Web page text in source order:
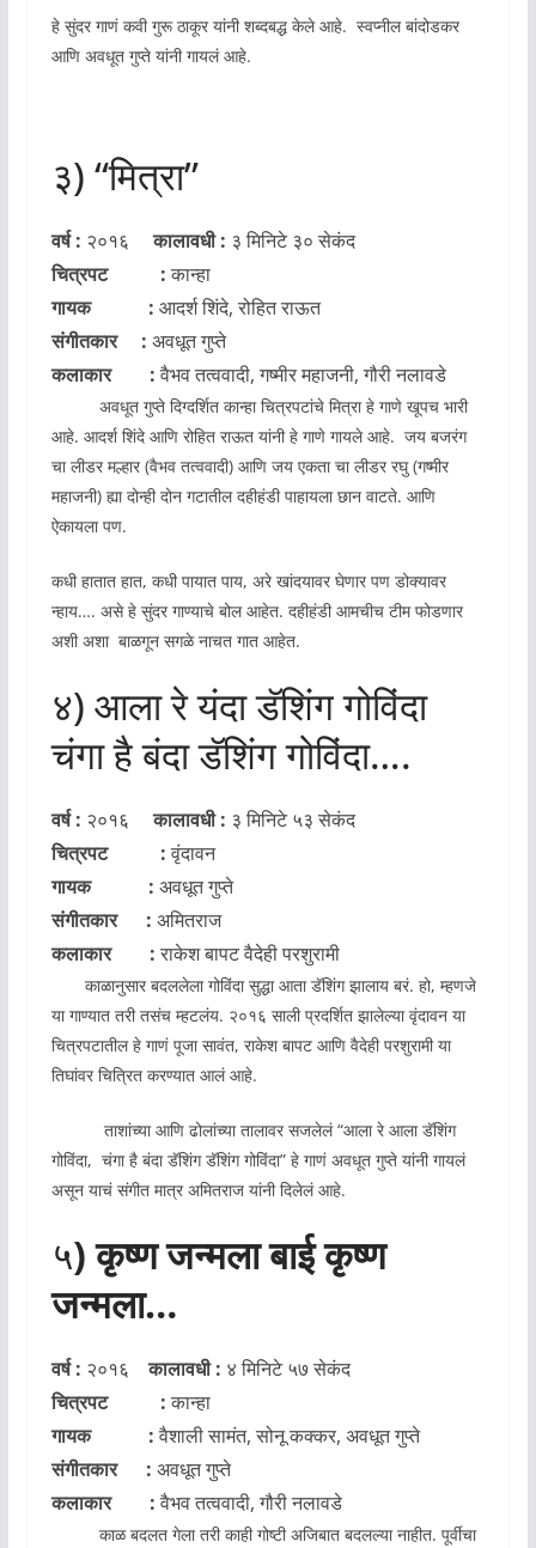
हे सुंदर गाणं कवी गुरू ठाकूर यांनी शब्दबद्ध केले आहे. स्वप्नील बांदोडकर
आणि अवधूत गुप्ते यांनी गायलं आहे.
३) “मित्रा”
वर्ष : २०१६ कालावधी : ३ मिनिटे ३० सेकंद
चित्रपट :कान्हा
गायक : आदर्श शिंदे, रोहित राऊत
संगीतकार : अवधूत गुप्ते
कलाकार :वैभव तत्ववादी, गष्मीर महाजनी, गौरी नलावडे
अवधूत गुप्ते दिग्दर्शित कान्हा चित्रपटांचे मित्रा हे गाणे खूपच भारी
आहे. आदर्श शिंदे आणि रोहित राऊत यांनी हे गाणे गायले आहे. जय बजरंग
चा लीडर मल्हार (वैभव तत्ववादी) आणि जय एकता चा लीडर रघु (गष्मीर
महाजनी) ह्या दोन्ही दोन गटातील दहीहंडी पाहायला छान वाटते. आणि
ऐकायला पण.
कधी हातात हात, कधी पायात पाय, अरे खांदयावर घेणार पण डोक्यावर
न्हाय…. असे हे सुंदर गाण्याचे बोल आहेत. दहीहंडी आमचीच टीम फोडणार
अशी अशा बाळगून सगळे नाचत गात आहेत.
४) आला रे यंदा डॅशिंग गोविंदा
चंगा है बंदा डॅशिंग गोविंदा….
वर्ष : २०१६कालावधी : ३ मिनिटे ५३ सेकंद
चित्रपट :वृंदावन
गायक : अवधूत गुप्ते
संगीतकार : अमितराज
कलाकार :राकेश बापट वैदेही परशुरामी
काळानुसार बदललेला गोविंदा सुद्धा आता डॅशिंग झालाय बरं. हो, म्हणजे
या गाण्यात तरी तसंच म्हटलंय. २०१६ साली प्रदर्शित झालेल्या वृंदावन या
चित्रपटातील हे गाणं पूजा सावंत, राकेश बापट आणि वैदेही परशुरामी या
तिघांवर चित्रित करण्यात आलं आहे.
ताशांच्या आणि ढोलांच्या तालावर सजलेलं “आला रे आला डॅशिंग
गोविंदा, चंगा है बंदा डॅशिंग डॅशिंग गोविंदा” हे गाणं अवधूत गुप्ते यांनी गायलं
असून याचं संगीत मात्र अमितराज यांनी दिलेलं आहे.
५) कृष्ण जन्मला बाई कृष्ण
जन्मला…
वर्ष : २०१६कालावधी : ४ मिनिटे ५७ सेकंद
चित्रपट :कान्हा
गायक :वैशाली सामंत, सोनू कक्कर, अवधूत गुप्ते
संगीतकार : अवधूत गुप्ते
कलाकार :वैभव तत्ववादी, गौरी नलावडे
काळ बदलत गेला तरी काही गोष्टी अजिबात बदलल्या नाहीत. पूर्वीचा